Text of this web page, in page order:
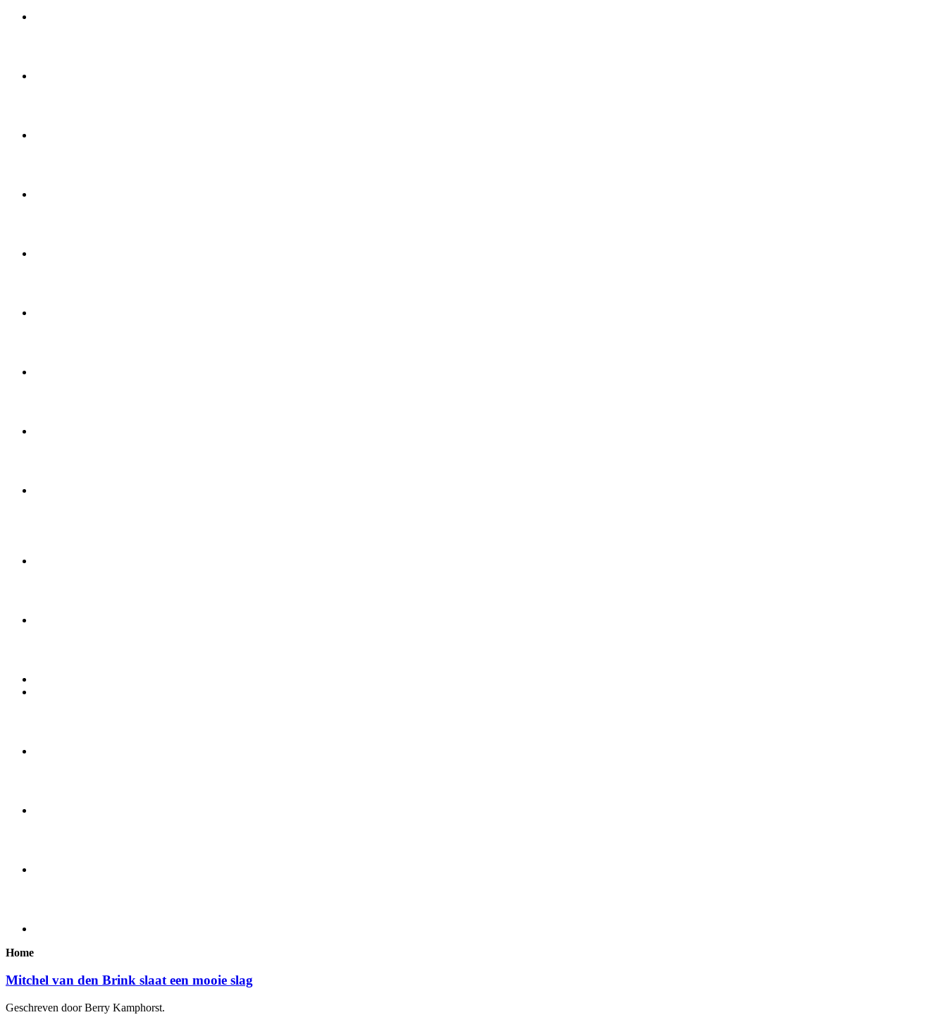
Home
Mitchel van den Brink slaat een mooie slag
Geschreven door Berry Kamphorst.